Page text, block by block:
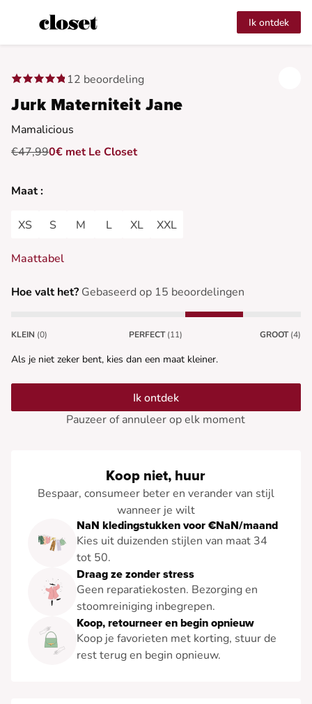
Ik ontdek
12 beoordeling
Jurk Materniteit Jane
Mamalicious
€47,990€ met Le Closet
Maat :
XS S M L XL XXL
Maattabel
Hoe valt het? Gebaseerd op 15 beoordelingen
KLEIN (0) PERFECT (11) GROOT (4)
Als je niet zeker bent, kies dan een maat kleiner.
Ik ontdek
Pauzeer of annuleer op elk moment
Koop niet, huur
Bespaar, consumeer beter en verander van stijl
wanneer je wilt
NaN kledingstukken voor €NaN/maand
Kies uit duizenden stijlen van maat 34
tot 50.
Draag ze zonder stress
Geen reparatiekosten. Bezorging en
stoomreiniging inbegrepen.
Koop, retourneer en begin opnieuw
Koop je favorieten met korting, stuur de
rest terug en begin opnieuw.